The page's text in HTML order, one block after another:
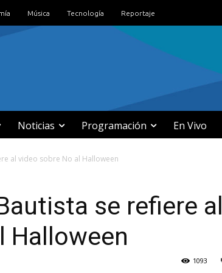
Música Tecnología Reportaje
Noticias Programación En Vivo
al video sobre No al Halloween
se refiere al
Halloween
1093